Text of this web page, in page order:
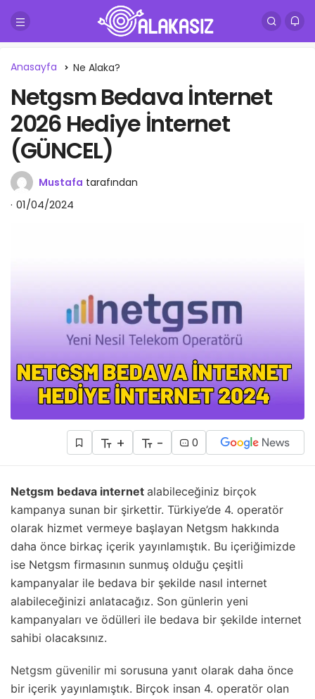
Anasayfa Ne Alaka?
Netgsm Bedava İnternet
2026 Hediye İnternet
(GÜNCEL)
Mustafa tarafından
01/04/2024
+ - 0
Netgsm bedava internet alabileceğiniz birçok
kampanya sunan bir şirkettir. Türkiye’de 4. operatör
olarak hizmet vermeye başlayan Netgsm hakkında
daha önce birkaç içerik yayınlamıştık. Bu içeriğimizde
ise Netgsm firmasının sunmuş olduğu çeşitli
kampanyalar ile bedava bir şekilde nasıl internet
alabileceğinizi anlatacağız. Son günlerin yeni
kampanyaları ve ödülleri ile bedava bir şekilde internet
sahibi olacaksınız.
Netgsm güvenilir mi sorusuna yanıt olarak daha önce
bir içerik yayınlamıştık. Birçok insan 4. operatör olan